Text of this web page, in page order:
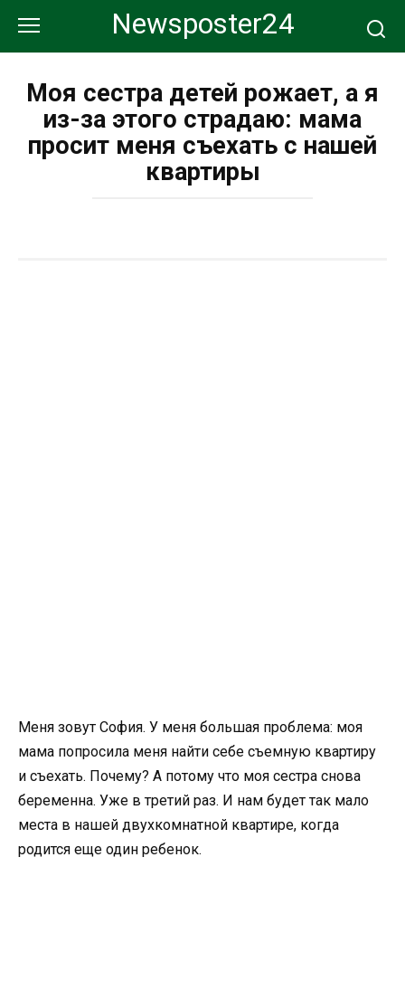
контенту
Newsposter24
Моя сестра детей рожает, а я
из-за этого страдаю: мама
просит меня съехать с нашей
квартиры
Меня зовут София. У меня большая проблема: моя
мама попросила меня найти себе съемную квартиру
и съехать. Почему? А потому что моя сестра снова
беременна. Уже в третий раз. И нам будет так мало
места в нашей двухкомнатной квартире, когда
родится еще один ребенок.